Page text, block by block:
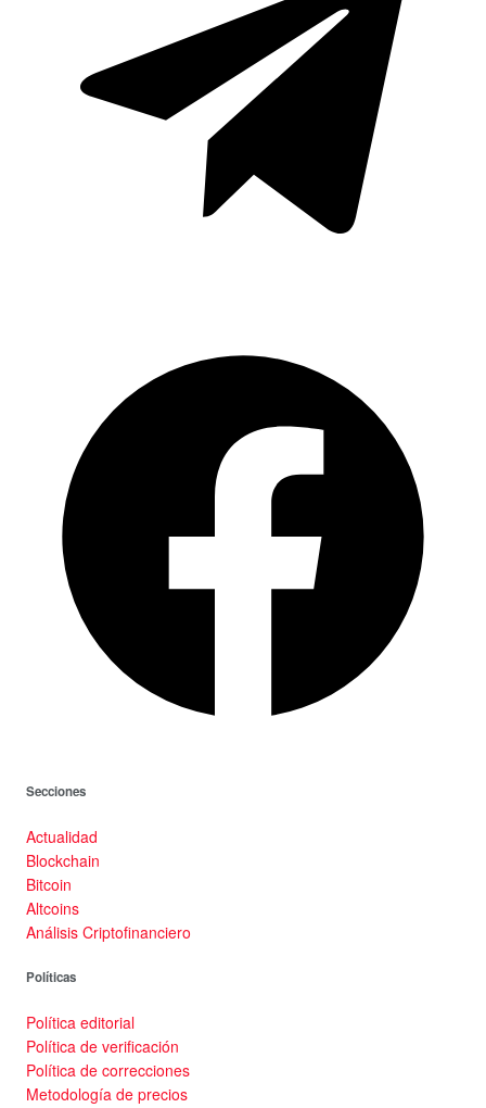
Secciones
Actualidad
Blockchain
Bitcoin
Altcoins
Análisis Criptofinanciero
Políticas
Política editorial
Política de verificación
Política de correcciones
Metodología de precios